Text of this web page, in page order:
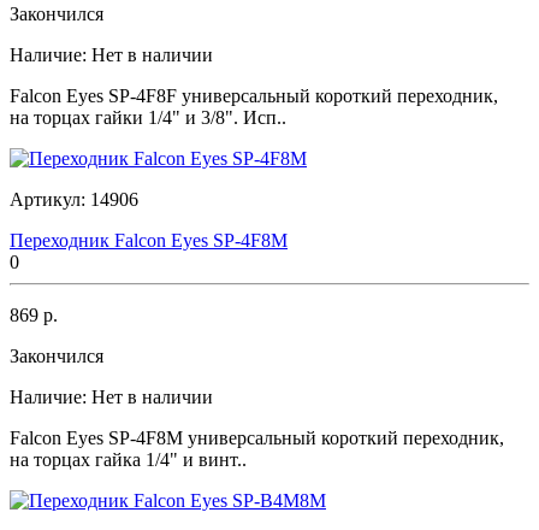
Закончился
Наличие: Нет в наличии
Falcon Eyes SP-4F8F универсальный короткий переходник,
на торцах гайки 1/4" и 3/8". Исп..
Артикул: 14906
Переходник Falcon Eyes SP-4F8M
0
869 р.
Закончился
Наличие: Нет в наличии
Falcon Eyes SP-4F8M универсальный короткий переходник,
на торцах гайка 1/4" и винт..